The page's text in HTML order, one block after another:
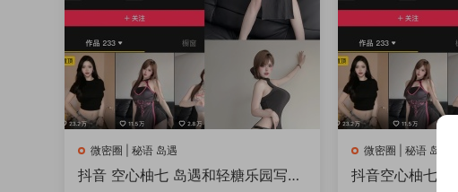
微密圈 | 秘语 岛遇
抖音 空心柚七 岛遇和轻糖乐园写真
微密圈 | 秘语 岛遇
抖音空心柚七微